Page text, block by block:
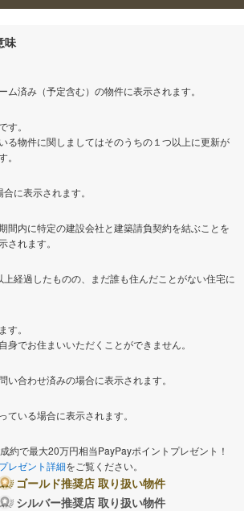
味
ム済み（予定含む）の物件に表示されます。
。
る物件に関しましてはそのうちの１つ以上に更新が
に表示されます。
間内に特定の建設会社と建築請負契約を結ぶことを
されます。
経過したものの、まだ誰も住んだことがない住宅に
。
身でお住まいいただくことができません。
い合わせ済みの場合に表示されます。
ている場合に表示されます。
約で最大20万円相当PayPayポイントプレゼント！
プレゼント詳細をご覧ください。
ゴールド推奨店 取り扱い物件
シルバー推奨店 取り扱い物件